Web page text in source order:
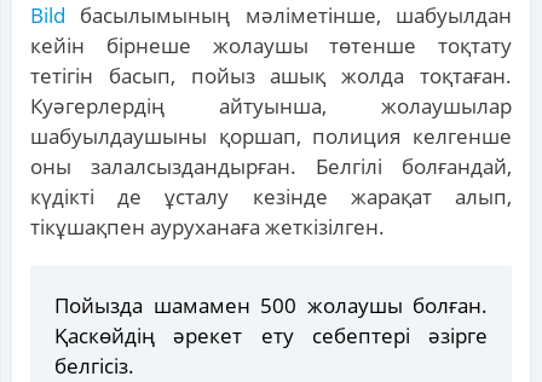
Bild басылымының мәліметінше, шабуылдан
кейін бірнеше жолаушы төтенше тоқтату
тетігін басып, пойыз ашық жолда тоқтаған.
Куәгерлердің айтуынша, жолаушылар
шабуылдаушыны қоршап, полиция келгенше
оны залалсыздандырған. Белгілі болғандай,
күдікті де ұсталу кезінде жарақат алып,
тікұшақпен ауруханаға жеткізілген.
Пойызда шамамен 500 жолаушы болған.
Қаскөйдің әрекет ету себептері әзірге
белгісіз.